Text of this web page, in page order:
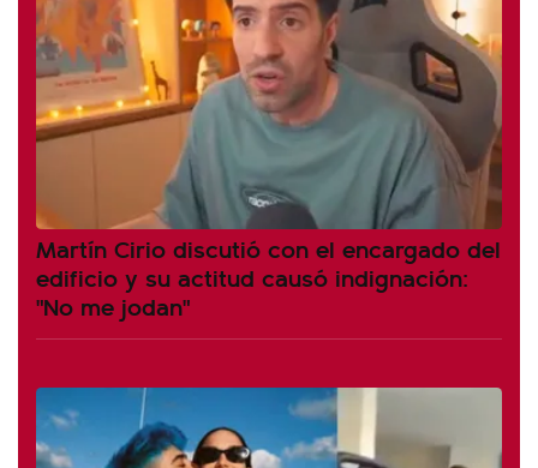
Martín Cirio discutió con el encargado del
edificio y su actitud causó indignación:
"No me jodan"